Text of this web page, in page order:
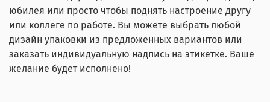
юбилея или просто чтобы поднять настроение другу
или коллеге по работе. Вы можете выбрать любой
дизайн упаковки из предложенных вариантов или
заказать индивидуальную надпись на этикетке. Ваше
желание будет исполнено!